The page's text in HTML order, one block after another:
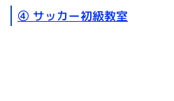
④ サッカー初級教室